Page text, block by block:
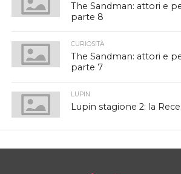
The Sandman: attori e
parte 8
CURIOSITÀ
The Sandman: attori e
parte 7
LUPIN
Lupin stagione 2: la